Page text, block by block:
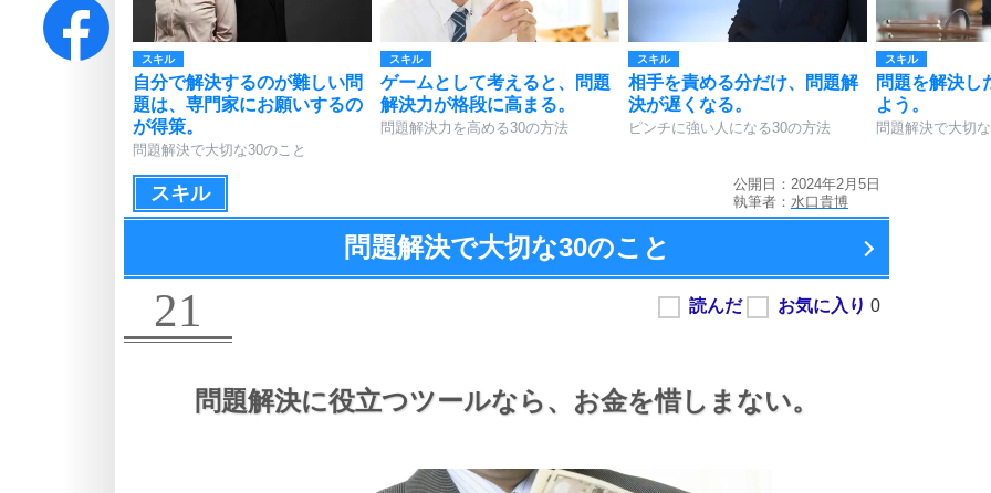
スキル
自分で解決するのが難しい問
題は、専門家にお願いするの
が得策。
問題解決で大切な30のこと
スキル
ゲームとして考えると、問題
解決力が格段に高まる。
問題解決力を高める30の方法
スキル
相手を責める分だけ、問題解
決が遅くなる。
ピンチに強い人になる30の方法
スキル
問題を解決し
よう。
問題解決で大切
スキル
公開日：2024年2月5日
執筆者： 水口貴博
問題解決で大切な30のこと
21
問題解決に役立つツールなら、 お金を惜しまない。